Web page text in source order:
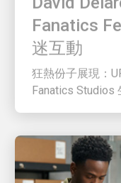
Fanatics
迷互動
狂熱份子展現：
Fanatics Studios